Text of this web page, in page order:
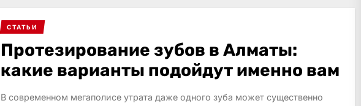
СТАТЬИ
Протезирование зубов в Алматы:
какие варианты подойдут именно вам
В современном мегаполисе утрата даже одного зуба может существенно